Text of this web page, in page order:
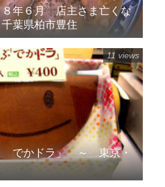
８年６月 店主さま亡くな
葉県柏市豊住
でかドラ」 ～ 東京・
11 views